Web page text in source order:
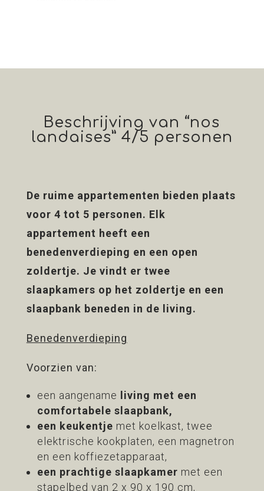
Beschrijving van “nos
landaises” 4/5 personen
De ruime appartementen bieden plaats
voor 4 tot 5 personen. Elk
appartement heeft een
benedenverdieping en een open
zoldertje. Je vindt er twee
slaapkamers op het zoldertje en een
slaapbank beneden in de living.
Benedenverdieping
Voorzien van:
een aangename
living met een
comfortabele slaapbank,
een keukentje met koelkast, twee
elektrische kookplaten, een magnetron
en een koffiezetapparaat,
een prachtige slaapkamer met een
stapelbed van 2 x 90 x 190 cm,